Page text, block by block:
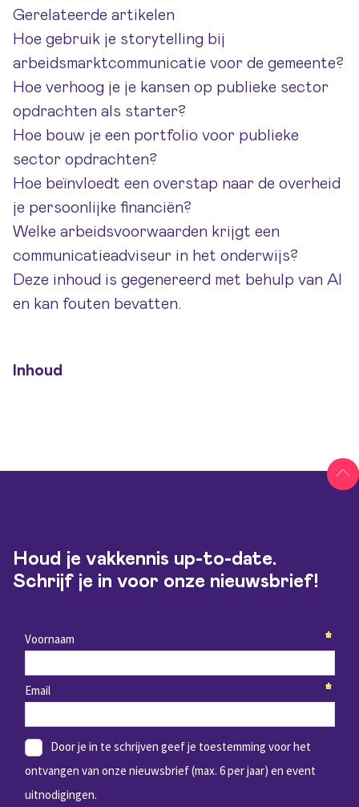
Gerelateerde artikelen
Hoe gebruik je storytelling bij
arbeidsmarktcommunicatie voor de gemeente?
Hoe verhoog je je kansen op publieke sector
opdrachten als starter?
Hoe bouw je een portfolio voor publieke
sector opdrachten?
Hoe beïnvloedt een overstap naar de overheid
je persoonlijke financiën?
Welke arbeidsvoorwaarden krijgt een
communicatieadviseur in het onderwijs?
Deze inhoud is gegenereerd met behulp van AI
en kan fouten bevatten.
Inhoud
Houd je vakkennis up-to-date.
Schrijf je in voor onze nieuwsbrief!